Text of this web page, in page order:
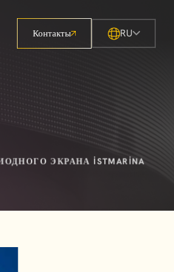
RU
Контакты
ЭКРАНА İSTMARINA